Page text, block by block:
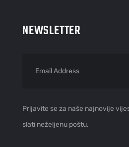
NEWSLETTER
Prijavite se za naše najnovije
slati neželjenu poštu.